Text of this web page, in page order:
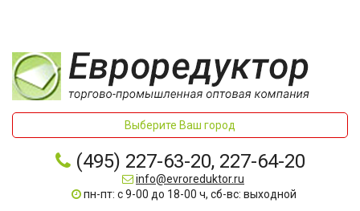
Выберите Ваш город
(495) 227-63-20, 227-64-20
info@evroreduktor.ru
пн-пт: с 9-00 до 18-00 ч, сб-вс: выходной